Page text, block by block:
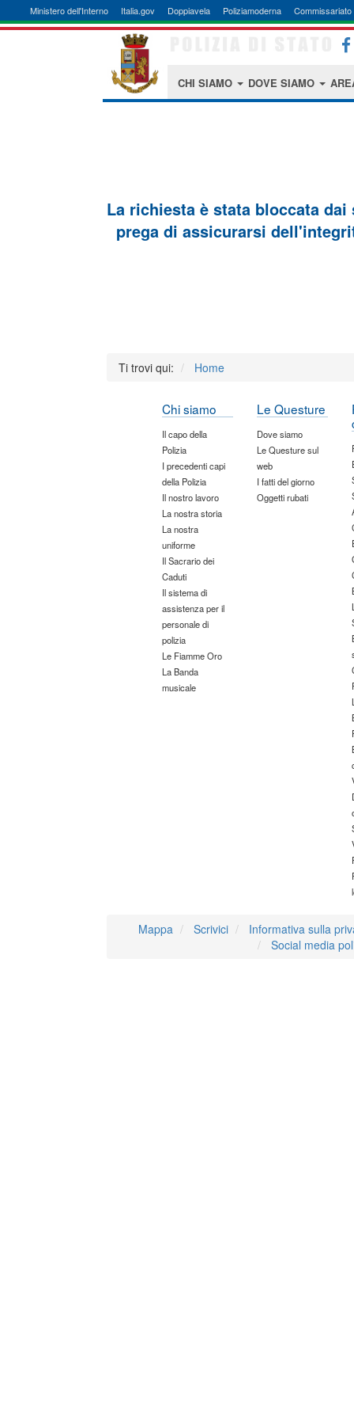
Ministero dell'Interno Italia.gov Doppiavela Poliziamoderna Commissariato
CHI SIAMO DOVE SIAMO
La richiesta è stata bloccata
prega di assicurarsi
Ti trovi qui: Home
Chi siamo
Il capo della
Polizia
I precedenti capi
della Polizia
Il nostro lavoro
La nostra storia
La nostra
uniforme
Il Sacrario dei
Caduti
Il sistema di
assistenza per il
personale di
polizia
Le Fiamme Oro
La Banda
musicale
Le Questure
Dove siamo
Le Questure sul
web
I fatti del giorno
Oggetti rubati
Mappa Scrivici
Informativa sulla
Social media